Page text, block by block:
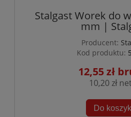
Stalgast Worek do
mm |
Producent:
Kod produktu:
12,55 zł
10,20 zł
Do